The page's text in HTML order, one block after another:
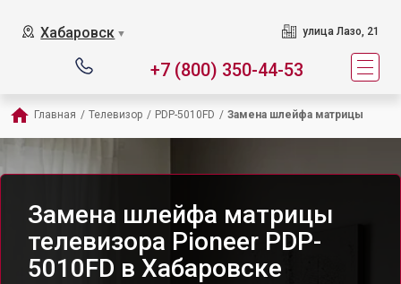
Хабаровск ▼ улица Лазо, 21
+7 (800) 350-44-53
Главная / Телевизор / PDP-5010FD / Замена шлейфа матрицы
Замена шлейфа матрицы
телевизора Pioneer PDP-
5010FD в Хабаровске